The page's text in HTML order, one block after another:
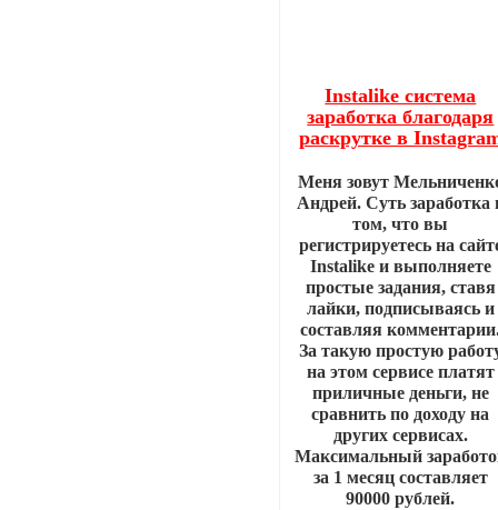
Instalike система
заработка благодаря
раскрутке в
Меня зовут
Андрей. Суть заработка
том, что вы
регистрируетесь на
Instalike и выполняете
простые задания, ставя
лайки, подписываясь и
составляя
За такую простую
на этом сервисе платят
приличные деньги, не
сравнить по доходу на
других сервисах.
Максимальный
за 1 месяц составляет
90000 рублей.